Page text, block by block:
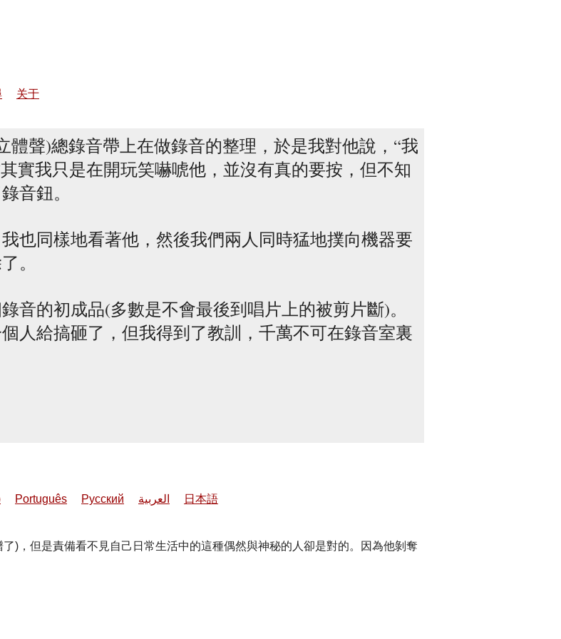
关于
體聲)總錄音帶上在做錄音的整理，於是我對他說，“我
實我只是在開玩笑嚇唬他，並沒有真的要按，但不知
音鈕。
也同樣地看著他，然後我們兩人同時猛地撲向機器要
。
音的初成品(多數是不會最後到唱片上的被剪片斷)。
人給搞砸了，但我得到了教訓，千萬不可在錄音室裏
Português Русский العربية 日本語
)，但是責備看不見自己日常生活中的這種偶然與神秘的人卻是對的。因為他剝奪